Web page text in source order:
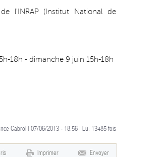
l'INRAP (Institut National de
18h - dimanche 9 juin 15h-18h
Cabrol | 07/06/2013 - 18:56 | Lu: 13485 fois
Imprimer Envoyer